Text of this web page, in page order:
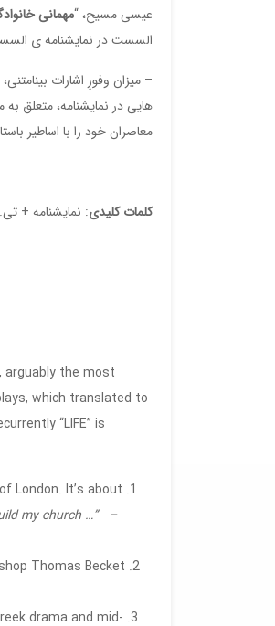
عیسی مسیح، “مهمانی
السست در نمایشنامه ی
– میزان وفورِ اشارات
هایی در نمایشنامه، متعلق
معاصران خود را با اساطیر
کلمات کلیدی: نمایشنامه +
arguably the most
which translated to
“LIFE” is
London. It’s about
my church …” –
Thomas Becket
drama and mid-